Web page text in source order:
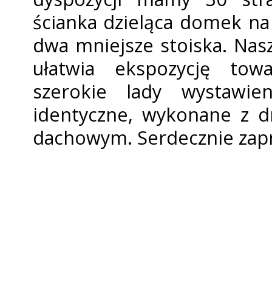
ścianka dzieląca domek
dwa mniejsze stoiska.
ułatwia ekspozycję
szerokie lady
identyczne, wykonane z
dachowym. Serdecznie